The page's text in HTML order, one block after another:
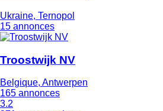
Ukraine, Ternopol
15 annonces
Troostwijk NV
Belgique, Antwerpen
165 annonces
3.2